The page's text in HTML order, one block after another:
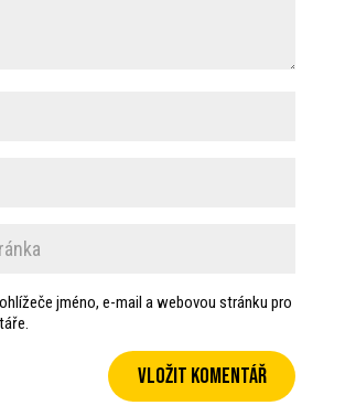
jméno, e-mail a webovou stránku pro